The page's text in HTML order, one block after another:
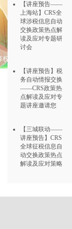
【讲座预告——
上海站】CRS全
球涉税信息自动
交换政策热点解
读及应对专题研
讨会
【讲座预告】税
务自动情报交换
——CRS政策热
点解读及应对专
题讲座邀请您
【三城联动——
讲座预告】CRS
全球征税信息自
动交换政策热点
解读及应对策略